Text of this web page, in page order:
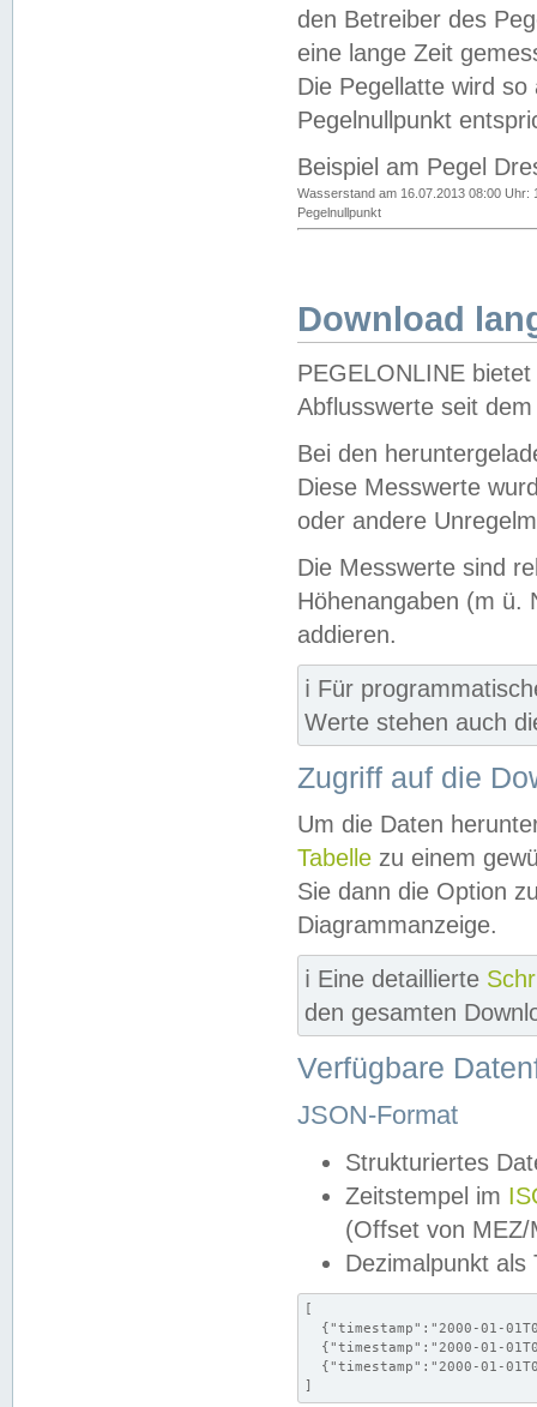
den Betreiber des
eine lange Zeit
Die Pegellatte wird
Pegelnullpunkt
Beispiel am Pegel
Wasserstand am 16.07.2013 08:00 Uhr:
Pegelnullpunkt
Download
PEGELONLINE
Abflusswerte seit
Bei den
Diese Messwerte
oder andere
Die Messwerte sind
Höhenangaben (m ü.
addieren.
ℹ️ Für
Werte stehen auch
Zugriff auf die
Um die Daten
Tabelle zu einem
Sie dann die Option
Diagrammanzeige.
ℹ️ Eine detaillierte
den gesamten
Verfügbare
JSON-Format
Strukturiertes
Zeitstempel im
(Offset von MEZ/
Dezimalpunkt als
[
{"timestamp":"2000-01-
{"timestamp":"2000-01-
{"timestamp":"2000-01-
]